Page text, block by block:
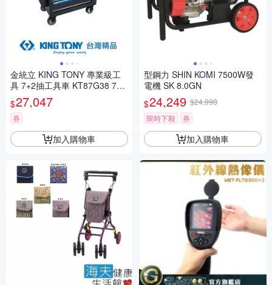
金統立 KING TONY 專業級工
具 7+2抽工具車 KT87G38 7B
K KT87G38 7B K
$27,047
券
加入購物車
型鋼力 SHIN KOMI 7500W發
電機 SK 8.0GN
$24,249 $24,998
限時下殺
券
加入購物車